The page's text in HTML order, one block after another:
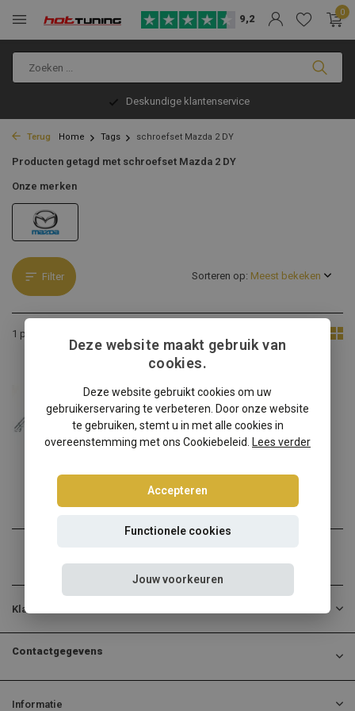
9,2
0
Deskundige klantenservice
Terug Home Tags schroefset Mazda 2 DY
Producten getagd met schroefset Mazda 2 DY
Onze merken
Filter
1 product
Sorteren op:
Mazda 2 DY schroefset
Mazda 2 DY? Kies dan voor...
€314,95
Klantenservice
Contactgegevens
Informatie
Deze website maakt gebruik van
cookies.
Deze website gebruikt cookies om uw
gebruikerservaring te verbeteren. Door onze website
te gebruiken, stemt u in met alle cookies in
overeenstemming met ons Cookiebeleid.
Lees verder
Accepteren
Functionele cookies
Jouw voorkeuren